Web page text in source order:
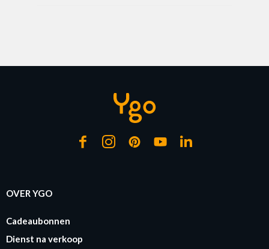
OVER YGO
Cadeaubonnen
Dienst na verkoop